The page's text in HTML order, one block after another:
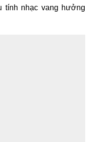
tính nhạc vang hưởng